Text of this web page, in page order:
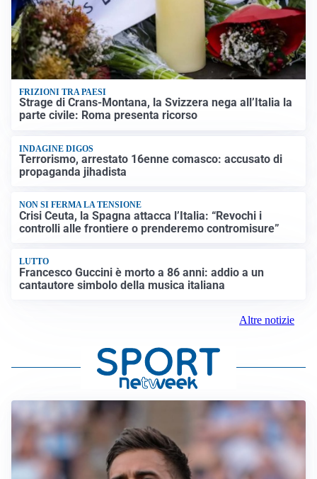
FRIZIONI TRA PAESI
Strage di Crans-Montana, la Svizzera nega all’Italia la
parte civile: Roma presenta ricorso
INDAGINE DIGOS
Terrorismo, arrestato 16enne comasco: accusato di
propaganda jihadista
NON SI FERMA LA TENSIONE
Crisi Ceuta, la Spagna attacca l’Italia: “Revochi i
controlli alle frontiere o prenderemo contromisure”
LUTTO
Francesco Guccini è morto a 86 anni: addio a un
cantautore simbolo della musica italiana
Altre notizie